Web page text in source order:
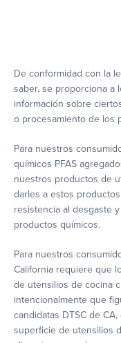
De conformidad con la
saber, se proporciona a
información sobre
o procesamiento de los
Para nuestros
químicos PFAS
nuestros productos de
darles a estos
resistencia al desgaste
productos químicos.
Para nuestros
California requiere que
de utensilios de cocina
intencionalmente que
candidatas DTSC de
superficie de utensilios